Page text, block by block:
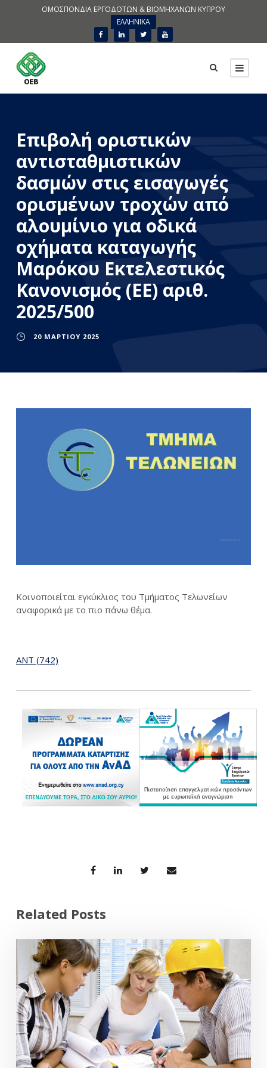
ΟΜΟΣΠΟΝΔΙΑ ΕΡΓΟΔΟΤΩΝ & ΒΙΟΜΗΧΑΝΩΝ ΚΥΠΡΟΥ
ΕΛΛΗΝΙΚΑ
Επιβολή οριστικών
αντισταθμιστικών
δασμών στις εισαγωγές
ορισμένων τροχών από
αλουμίνιο για οδικά
οχήματα καταγωγής
Μαρόκου Εκτελεστικός
Κανονισμός (ΕΕ) αριθ.
2025/500
20 ΜΑΡΤΊΟΥ 2025
Κοινοποιείται εγκύκλιος του Τμήματος Τελωνείων
αναφορικά με το πιο πάνω θέμα.
ΑΝΤ (742)
Related Posts